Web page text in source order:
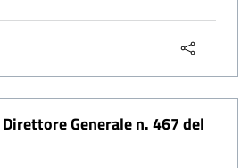
Generale n. 467 del